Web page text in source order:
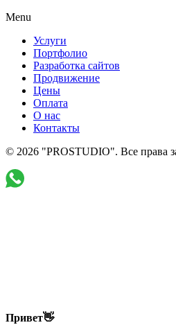
Menu
Услуги
Портфолио
Разработка сайтов
Продвижение
Цены
Оплата
О нас
Контакты
© 2026 "PROSTUDIO". Все права
Привет👋